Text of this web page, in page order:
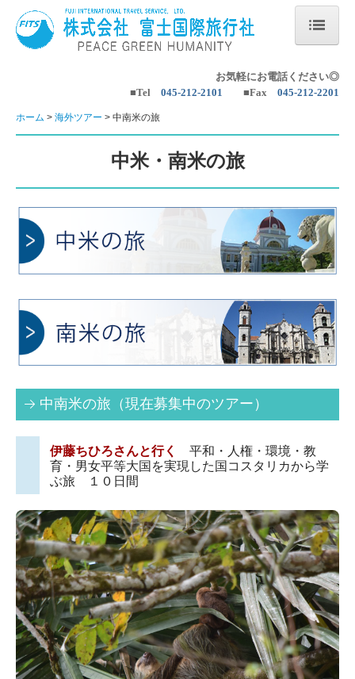
他の地域の旅
国内の旅・山旅
いい旅・いい仲間
予約・申込み
旅のがっこう
会社案内
採用情報
個人情報の取り扱い
勧誘方針
お気軽にお電話ください◎
■Tel 045-212-2101 ■Fax 045-212-2201
ホーム 海外ツアー 中南米の旅
中米・南米の旅
中南米の旅（現在募集中のツアー）
伊藤ちひろさんと行く 平和・人権・環境・教
育・男女平等大国を実現した国コスタリカから学
ぶ旅
１０日間